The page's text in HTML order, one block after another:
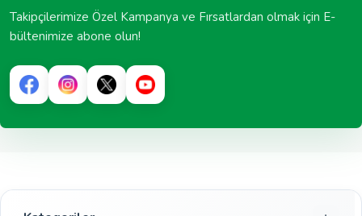
Takipçilerimize Özel Kampanya ve Fırsatlardan olmak için E-
bültenimize abone olun!